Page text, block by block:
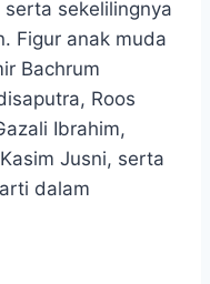
sekelilingnya
Figur anak muda
Bachrum
Roos
Ibrahim,
Jusni, serta
dalam